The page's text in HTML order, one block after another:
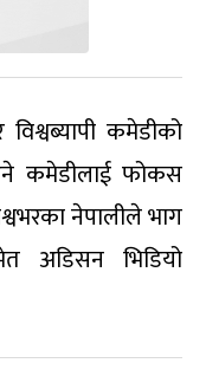
कमेडीको
कमेडीलाई फोकस
नेपालीले भाग
अडिसन भिडियो